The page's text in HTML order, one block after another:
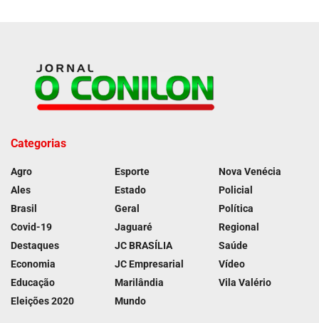
Categorias
Agro
Ales
Brasil
Covid-19
Destaques
Economia
Educação
Eleições 2020
Esporte
Estado
Geral
Jaguaré
JC BRASÍLIA
JC Empresarial
Marilândia
Mundo
Nova Venécia
Policial
Política
Regional
Saúde
Vídeo
Vila Valério